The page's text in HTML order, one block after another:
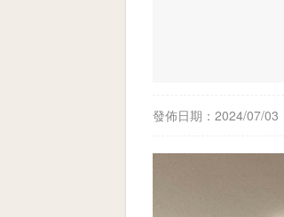
發佈日期：2024/07/03